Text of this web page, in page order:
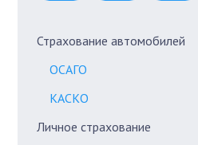
Страхование автомобилей
ОСАГО
КАСКО
Личное страхование